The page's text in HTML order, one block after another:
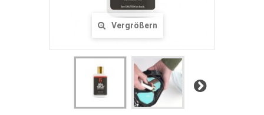
Vergrößern
Weiter